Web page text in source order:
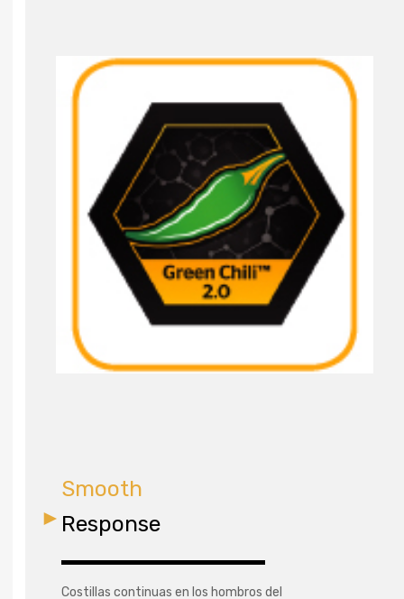
Smooth
Response
Costillas continuas en los hombros del